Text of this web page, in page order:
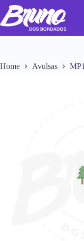
Home Avulsas